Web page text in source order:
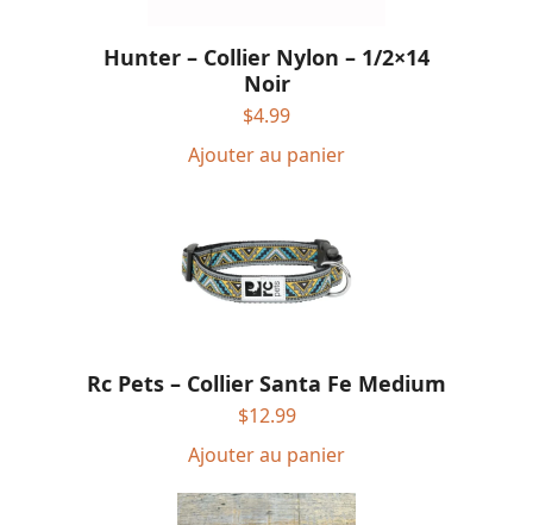
Hunter – Collier Nylon – 1/2×14
Noir
$4.99
Ajouter au panier
Rc Pets – Collier Santa Fe Medium
$12.99
Ajouter au panier